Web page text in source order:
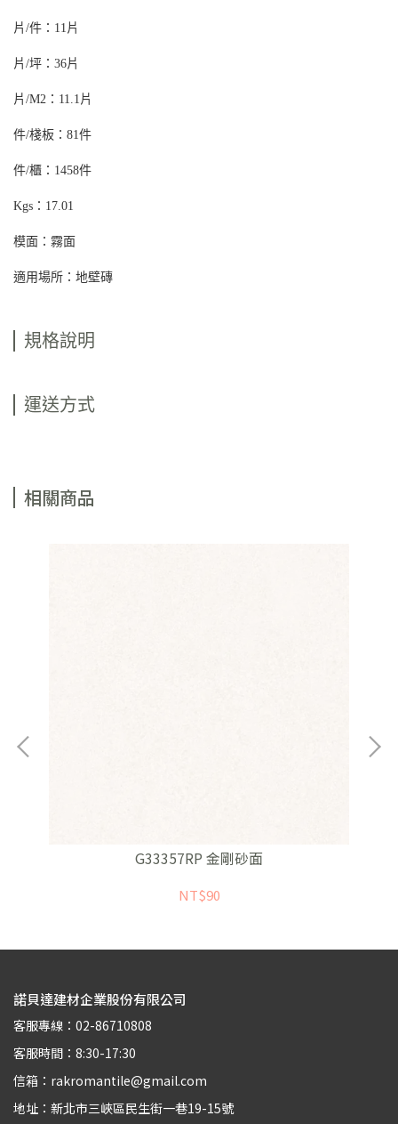
片/件：11片
片/坪：36片
片/M2：11.1片
件/棧板：81件
件/櫃：1458件
Kgs：17.01
模面：霧面
適用場所：地壁磚
規格說明
運送方式
相關商品
G33357RP 金剛砂面
NT$90
諾貝達建材企業股份有限公司
客服專線：02-86710808
客服時間：8:30-17:30
信箱：rakromantile@gmail.com
地址：新北市三峽區民生街一巷19-15號